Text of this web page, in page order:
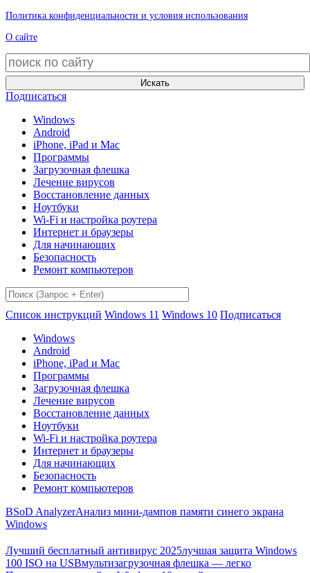
Политика конфиденциальности и условия использования
О сайте
Искать
Подписаться
Windows
Android
iPhone, iPad и Mac
Программы
Загрузочная флешка
Лечение вирусов
Восстановление данных
Ноутбуки
Wi-Fi и настройка роутера
Интернет и браузеры
Для начинающих
Безопасность
Ремонт компьютеров
Список инструкций Windows 11 Windows 10 Подписаться
Windows
Android
iPhone, iPad и Mac
Программы
Загрузочная флешка
Лечение вирусов
Восстановление данных
Ноутбуки
Wi-Fi и настройка роутера
Интернет и браузеры
Для начинающих
Безопасность
Ремонт компьютеров
BSoD AnalyzerАнализ мини-дампов памяти синего экрана
Windows
Лучший бесплатный антивирус 2025лучшая защита Windows
100 ISO на USBмультизагрузочная флешка — легко